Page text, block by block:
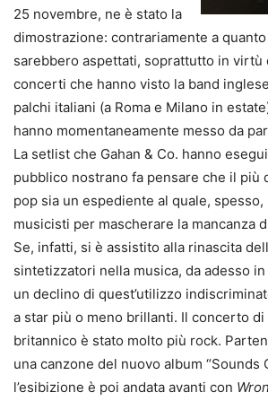
25 novembre, ne è stato la
dimostrazione: contrariamente a
sarebbero aspettati, soprattutto in virtù
concerti che hanno visto la band
palchi italiani (a Roma e Milano in
hanno momentaneamente messo da
La setlist che Gahan & Co. hanno
pubblico nostrano fa pensare che il più
pop sia un espediente al quale,
musicisti per mascherare la mancanza
Se, infatti, si è assistito alla rinascita
sintetizzatori nella musica, da adesso
un declino di quest’utilizzo
a star più o meno brillanti. Il concerto
britannico è stato molto più rock.
una canzone del nuovo album “Sounds
l’esibizione è poi andata avanti con